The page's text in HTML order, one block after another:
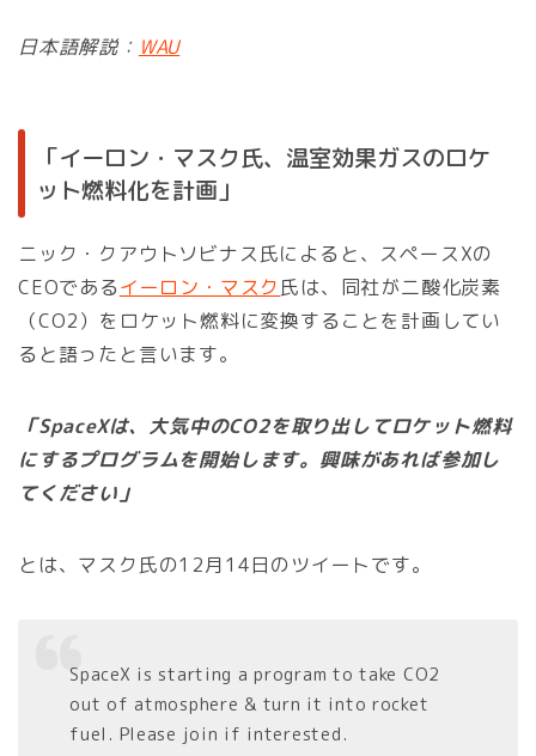
日本語解説： WAU
「イーロン・マスク氏、温室効果ガスのロケ
ット燃料化を計画」
ニック・クアウトソビナス氏によると、スペースXの
CEOであるイーロン・マスク 氏は、同社が二酸化炭素
（CO2）をロケット燃料に変換することを計画してい
ると語ったと言います。
「SpaceXは、大気中のCO2を取り出してロケット燃料
にするプログラムを開始します。興味があれば参加し
てください」
とは、マスク氏の12月14日のツイートです。
SpaceX is starting a program to take CO2
out of atmosphere & turn it into rocket
fuel. Please join if interested.